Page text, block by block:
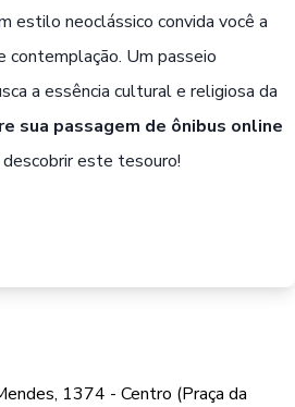
estilo neoclássico convida você a
contemplação. Um passeio
a essência cultural e religiosa da
sua passagem de ônibus online
este tesouro!
1374 - Centro (Praça da